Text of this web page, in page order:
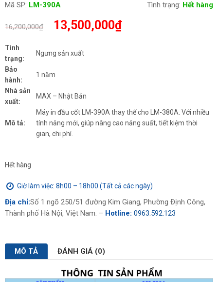
Mã SP: LM-390A Tình trạng: Hết hàng
16,200,000₫ Giá
gốc
là:
16,200,000₫.
13,500,000₫Giá
Tình
trạng:
Ngưng sản xuất
Bảo
hành:
1 năm
Nhà sản
xuất:
MAX – Nhật Bản
Mô tả:
Máy in đầu cốt LM-390A thay thế cho LM-380A. Với nhiều
tính năng mới, giúp nâng cao năng suất, tiết kiệm thời
gian, chi phí.
Hết hàng
Giờ làm việc: 8h00 – 18h00 (Tất cả các ngày)
Địa chỉ:Số 1 ngõ 250/51 đường Kim Giang, Phường Định Công,
Thành phố Hà Nội, Việt Nam. – Hotline: 0963.592.123
MÔ TẢ ĐÁNH GIÁ (0)